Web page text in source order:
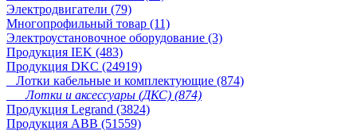
Электродвигатели (79)
Многопрофильный товар (11)
Электроустановочное оборудование (3)
Продукция IEK (483)
Продукция DKC (24919)
Лотки кабельные и комплектующие (874)
Лотки и аксессуары (ДКС) (874)
Продукция Legrand (3824)
Продукция ABB (51559)